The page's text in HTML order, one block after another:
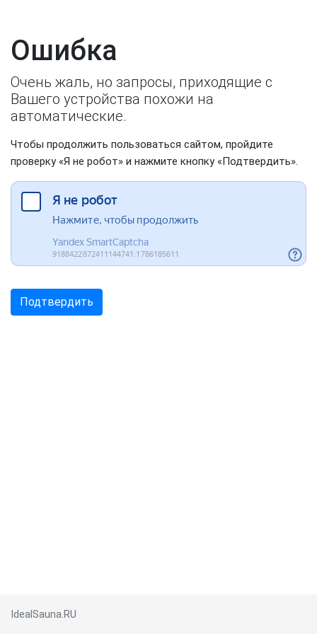
Ошибка
Очень жаль, но запросы, приходящие с
Вашего устройства похожи на
автоматические.
Чтобы продолжить пользоваться сайтом, пройдите
проверку «Я не робот» и нажмите кнопку «Подтвердить».
IdealSauna.RU